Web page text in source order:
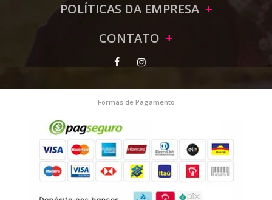
POLÍTICAS DA EMPRESA
CONTATO
Formas de Pagamento